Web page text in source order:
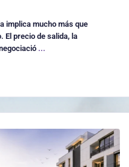
implica mucho más que
El precio de salida, la
...